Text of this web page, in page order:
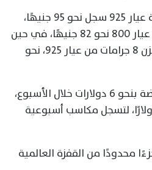
وأضاف أن سعر جرام الفضة عيار 925 سجل نحو 95 جنيهًا،
بينما بلغ سعر جرام الفضة عيار 800 نحو 82 جنيهًا، في حين
سجل الجنيه الفضة، الذي يزن 8 جرامات من عيار 925، نحو
وعالميًا، ارتفعت أوقية الفضة بنحو 6 دولارات خلال الأسبوع،
58 دولارًا إلى 64 دولارًا، لتسجل مكاسب أسبوعية
محدودًا من القفزة العالمية